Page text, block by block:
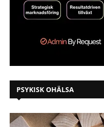
PSYKISK OHÄLSA